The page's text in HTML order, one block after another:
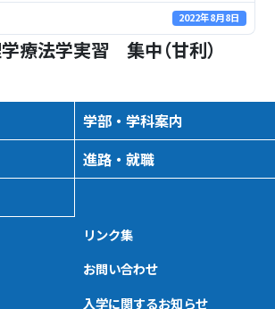
2022年8月8日
療法学実習 集中（甘利）
学部・学科案内
進路・就職
リンク集
お問い合わせ
入学に関するお知らせ